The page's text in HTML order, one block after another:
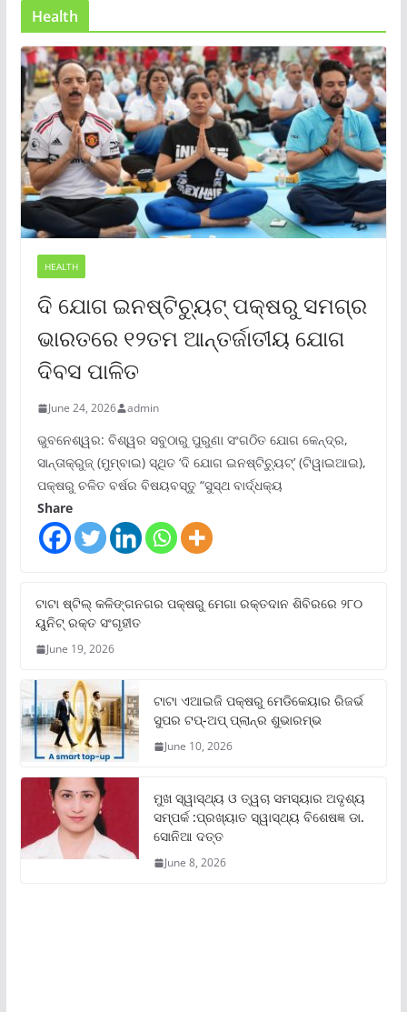
Health
HEALTH
ଦି ଯୋଗ ଇନଷ୍ଟିଚ୍ୟୁଟ୍ ପକ୍ଷରୁ ସମଗ୍ର
ଭାରତରେ ୧୨ତମ ଆନ୍ତର୍ଜାତୀୟ ଯୋଗ
ଦିବସ ପାଳିତ
June 24, 2026 admin
ଭୁବନେଶ୍ୱର: ବିଶ୍ୱର ସବୁଠାରୁ ପୁରୁଣା ସଂଗଠିତ ଯୋଗ କେନ୍ଦ୍ର,
ସାନ୍ତାକ୍ରୁଜ୍ (ମୁମ୍ବାଇ) ସ୍ଥିତ ‘ଦି ଯୋଗ ଇନଷ୍ଟିଚ୍ୟୁଟ୍‌’ (ଟିୱାଇଆଇ),
ପକ୍ଷରୁ ଚଳିତ ବର୍ଷର ବିଷୟବସ୍ତୁ “ସୁସ୍ଥ ବାର୍ଦ୍ଧକ୍ୟ
Share
ଟାଟା ଷ୍ଟିଲ୍‌ କଳିଙ୍ଗନଗର ପକ୍ଷରୁ ମେଗା ରକ୍ତଦାନ ଶିବିରରେ ୨୮୦
ୟୁନିଟ୍‌ ରକ୍ତ ସଂଗୃହୀତ
June 19, 2026
ଟାଟା ଏଆଇଜି ପକ୍ଷରୁ ମେଡିକେୟାର ରିଜର୍ଭ
ସୁପର ଟପ୍‌-ଅପ୍ ପ୍ଲାନ୍‌ର ଶୁଭାରମ୍ଭ
June 10, 2026
ମୁଖ ସ୍ୱାସ୍ଥ୍ୟ ଓ ତ୍ୱଚା ସମସ୍ୟାର ଅଦୃଶ୍ୟ
ସମ୍ପର୍କ :ପ୍ରଖ୍ୟାତ ସ୍ୱାସ୍ଥ୍ୟ ବିଶେଷଜ୍ଞ ଡା.
ସୋନିଆ ଦତ୍ତ
June 8, 2026